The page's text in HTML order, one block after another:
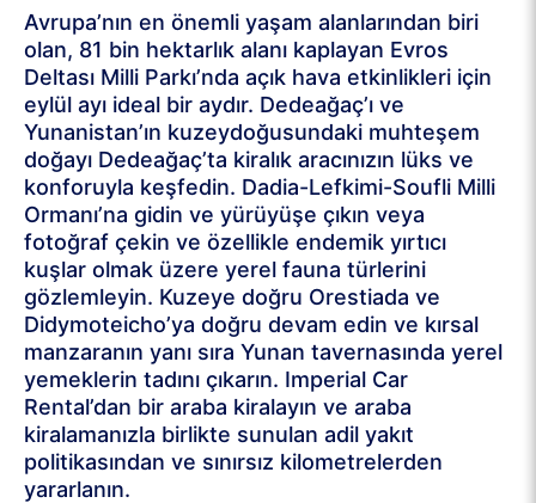
Avrupa’nın en önemli yaşam alanlarından biri
olan, 81 bin hektarlık alanı kaplayan Evros
Deltası Milli Parkı’nda açık hava etkinlikleri için
eylül ayı ideal bir aydır. Dedeağaç’ı ve
Yunanistan’ın kuzeydoğusundaki muhteşem
doğayı Dedeağaç’ta kiralık aracınızın lüks ve
konforuyla keşfedin. Dadia-Lefkimi-Soufli Milli
Ormanı’na gidin ve yürüyüşe çıkın veya
fotoğraf çekin ve özellikle endemik yırtıcı
kuşlar olmak üzere yerel fauna türlerini
gözlemleyin. Kuzeye doğru Orestiada ve
Didymoteicho’ya doğru devam edin ve kırsal
manzaranın yanı sıra Yunan tavernasında yerel
yemeklerin tadını çıkarın. Imperial Car
Rental’dan bir araba kiralayın ve araba
kiralamanızla birlikte sunulan adil yakıt
politikasından ve sınırsız kilometrelerden
yararlanın.